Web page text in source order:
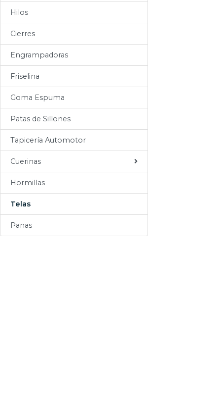
Hilos
Cierres
Engrampadoras
Friselina
Goma Espuma
Patas de Sillones
Tapicería Automotor
Cuerinas
Hormillas
Telas
Panas
Toldos
Pisos
Sogas
Varios